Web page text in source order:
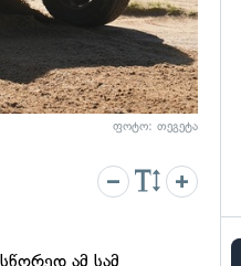
ფოტო: თეგეტა
ამ სამ